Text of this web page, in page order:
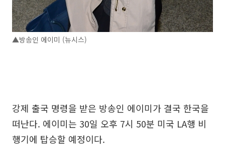
▲방송인 에이미 (뉴시스)
강제 출국 명령을 받은 방송인 에이미가 결국 한국을
떠난다. 에이미는 30일 오후 7시 50분 미국 LA행 비
행기에 탑승할 예정이다.